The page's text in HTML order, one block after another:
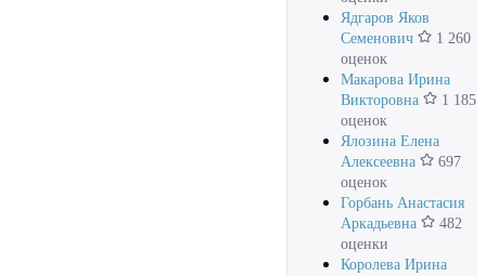
Ядгаров Яков
Семенович
1 260
оценок
Макарова Ирина
Викторовна
1 185
оценок
Ялозина Елена
Алексеевна
697
оценок
Горбань Анастасия
Аркадьевна
482
оценки
Королева Ирина